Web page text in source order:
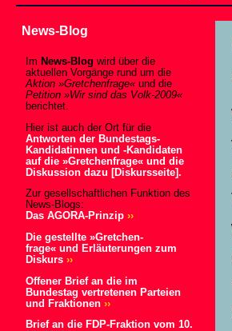
News-Blog
Im News-Blog wird über die
aktuellen Vorgänge rund um die
Aktion »Gretchenfrage« und die
Petition »Wir sind das Volk-2009«
berichtet.
Hier ist auch der Ort für die
Antworten der Bundestags-
Kandidatinnen und -Kandidaten
auf die »Gretchenfrage« und die
Diskussion dazu [Diskursseite].
Zur gesellschaftlichen Funktion des
News-Blogs:
Das AGORA-Prinzip ››
Die gestellte »Gretchen-
frage« und Erläuterungen zum
Diskurs ››
Offener Brief an die im
Bundestag vertretenen Parteien
und Fraktionen ››
Brief an die FDP-Fraktion vom 10.